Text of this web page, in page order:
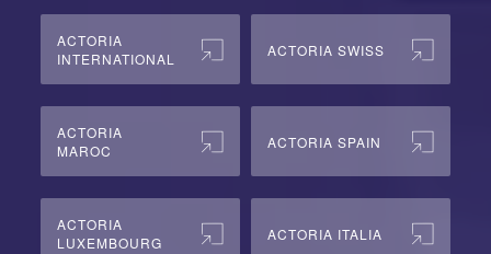
ACTORIA
INTERNATIONAL
ACTORIA SWISS
ACTORIA
MAROC
ACTORIA SPAIN
ACTORIA
LUXEMBOURG
ACTORIA ITALIA